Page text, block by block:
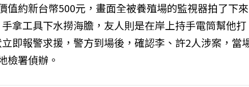
值約新台幣500元，畫面全被養殖場的監視器拍了下
拿工具下水撈海膽，友人則是在岸上持手電筒幫他打
即報警求援，警方到場後，確認李、許2人涉案，當
檢署偵辦。